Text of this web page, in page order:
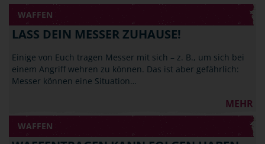
WAFFEN
LASS DEIN MESSER ZUHAUSE!
Einige von Euch tragen Messer mit sich – z. B., um sich bei
einem Angriff wehren zu können. Das ist aber gefährlich:
Messer können eine Situation…
MEHR
WAFFEN